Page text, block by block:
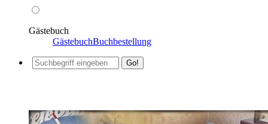
Gästebuch
GästebuchBuchbestellung